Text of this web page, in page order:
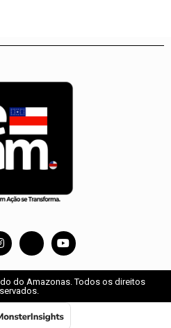
do Amazonas. Todos os direitos